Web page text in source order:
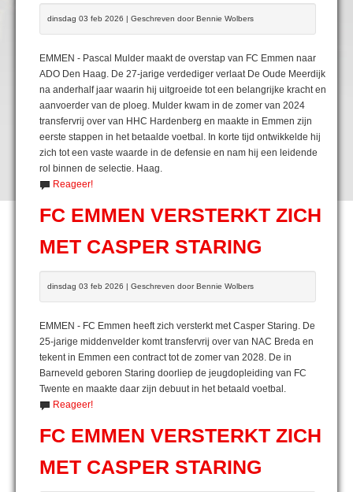
dinsdag 03 feb 2026 | Geschreven door Bennie Wolbers
EMMEN - Pascal Mulder maakt de overstap van FC Emmen naar
ADO Den Haag. De 27-jarige verdediger verlaat De Oude Meerdijk
na anderhalf jaar waarin hij uitgroeide tot een belangrijke kracht en
aanvoerder van de ploeg. Mulder kwam in de zomer van 2024
transfervrij over van HHC Hardenberg en maakte in Emmen zijn
eerste stappen in het betaalde voetbal. In korte tijd ontwikkelde hij
zich tot een vaste waarde in de defensie en nam hij een leidende
rol binnen de selectie. Haag.
Reageer!
FC EMMEN VERSTERKT ZICH
MET CASPER STARING
dinsdag 03 feb 2026 | Geschreven door Bennie Wolbers
EMMEN - FC Emmen heeft zich versterkt met Casper Staring. De
25-jarige middenvelder komt transfervrij over van NAC Breda en
tekent in Emmen een contract tot de zomer van 2028. De in
Barneveld geboren Staring doorliep de jeugdopleiding van FC
Twente en maakte daar zijn debuut in het betaald voetbal.
Reageer!
FC EMMEN VERSTERKT ZICH
MET CASPER STARING